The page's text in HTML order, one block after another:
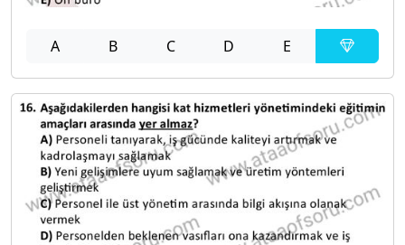
A B C D E